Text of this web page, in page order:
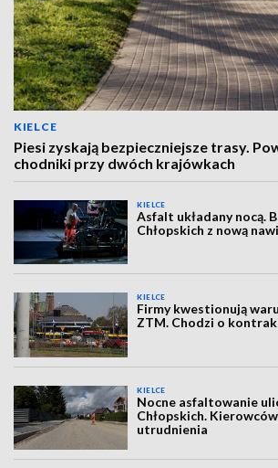
KIELCE
Piesi zyskają bezpieczniejsze trasy.
chodniki przy dwóch krajówkach
KIELCE
Asfalt układany nocą.
Chłopskich z nową
KIELCE
Firmy kwestionują
ZTM. Chodzi o
KIELCE
Nocne asfaltowanie
Chłopskich.
utrudnienia